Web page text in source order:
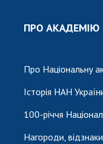
ЗАСІДАННЯ
МЕДІА ПРО НАС
АКАДЕМІЯ
ПРО АКАДЕМІЮ
Про Національну
Історія НАН
100-річчя
Нагороди,